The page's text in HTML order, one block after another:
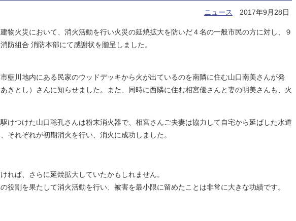
ニュース 2017年9月28日
物火災において、消火活動を行い火災の延焼拡大を防いだ４名の一般市民の方に対し、９
防組合 消防本部にて感謝状を贈呈しました。
藍川地内にある民家のウッドデッキから火が出ているのを南隣に住む山口南美さんが発
きとし）さんに知らせました。また、同時に西隣に住む相宮優さんと妻の明美さんも、火
けつけた山口聡孔さんは粉末消火器で、相宮さんご夫妻は協力して自宅から延ばした水道
それぞれが初期消火を行い、消火に成功しました。
れば、さらに延焼拡大していたかもしれません。
役割を果たして消火活動を行い、被害を最小限に留めたことは非常に大きな功績です。